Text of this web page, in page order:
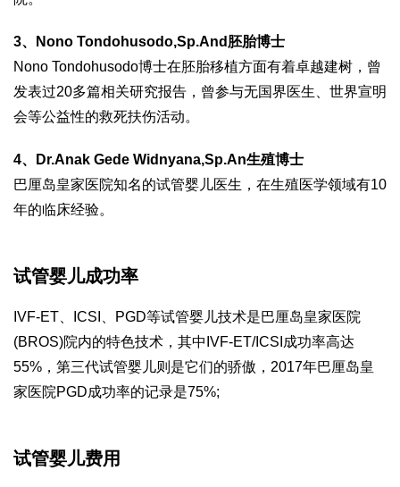
3、Nono Tondohusodo,Sp.And胚胎博士
Nono Tondohusodo博士在胚胎移植方面有着卓越建树，曾
发表过20多篇相关研究报告，曾参与无国界医生、世界宣明
会等公益性的救死扶伤活动。
4、Dr.Anak Gede Widnyana,Sp.An生殖博士
巴厘岛皇家医院知名的试管婴儿医生，在生殖医学领域有10
年的临床经验。
试管婴儿成功率
IVF-ET、ICSI、PGD等试管婴儿技术是巴厘岛皇家医院
(BROS)院内的特色技术，其中IVF-ET/ICSI成功率高达
55%，第三代试管婴儿则是它们的骄傲，2017年巴厘岛皇
家医院PGD成功率的记录是75%;
试管婴儿费用